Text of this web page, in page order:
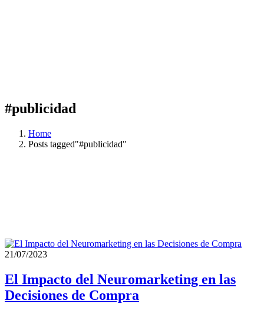
#publicidad
Home
Posts tagged"#publicidad"
21/07/2023
El Impacto del Neuromarketing en las
Decisiones de Compra